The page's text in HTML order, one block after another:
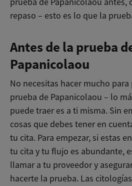
repaso – esto es lo que la
Antes de la prueba
Papanicolaou
No necesitas hacer mucho
prueba de Papanicolaou – lo
puede traer es a ti misma. Sin
cosas que debes tener en
tu cita. Para empezar, si estas
tu cita y tu flujo es abundante,
llamar a tu proveedor y
hacerte la prueba. Las